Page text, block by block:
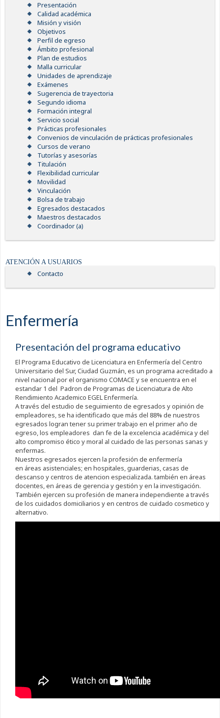
Presentación
Calidad académica
Misión y visión
Objetivos
Perfil de egreso
Ámbito profesional
Plan de estudios
Malla curricular
Unidades de aprendizaje
Exámenes
Sugerencia de trayectoria
Segundo idioma
Formación integral
Servicio social
Prácticas profesionales
Convenios de vinculación de prácticas profesionales
Cursos de verano
Tutorías y asesorías
Titulación
Flexibilidad curricular
Movilidad
Vinculación
Bolsa de trabajo
Egresados destacados
Maestros destacados
Coordinador (a)
ATENCIÓN A USUARIOS
Contacto
Enfermería
Presentación del programa educativo
El Programa Educativo de Licenciatura en Enfermería del Centro
Universitario del Sur, Ciudad Guzmán, es un programa acreditado a
nivel nacional por el organismo COMACE y se encuentra en el
estandar 1 del Padron de Programas de Licenciatura de Alto
Rendimiento Academico EGEL Enfermería.
A través del estudio de seguimiento de egresados y opinión de
empleadores, se ha identificado que más del 88% de nuestros
egresados logran tener su primer trabajo en el primer año de
egreso, los empleadores dan fe de la excelencia académica y del
alto compromiso ético y moral al cuidado de las personas sanas y
enfermas.
Nuestros egresados ejercen la profesión de enfermería
en áreas asistenciales; en hospitales, guarderias, casas de
descanso y centros de atencion especializada. también en áreas
docentes, en áreas de gerencia y gestión y en la investigación.
También ejercen su profesión de manera independiente a través
de los cuidados domiciliarios y en centros de cuidado cosmetico y
alternativo.